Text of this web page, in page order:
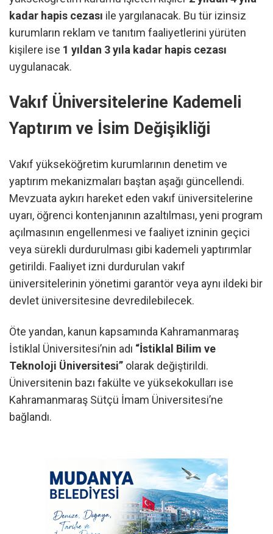
kadar hapis cezası ile yargılanacak. Bu tür izinsiz
kurumların reklam ve tanıtım faaliyetlerini yürüten
kişilere ise 1 yıldan 3 yıla kadar hapis cezası
uygulanacak.
Vakıf Üniversitelerine Kademeli
Yaptırım ve İsim Değişikliği
Vakıf yükseköğretim kurumlarının denetim ve
yaptırım mekanizmaları baştan aşağı güncellendi.
Mevzuata aykırı hareket eden vakıf üniversitelerine
uyarı, öğrenci kontenjanının azaltılması, yeni program
açılmasının engellenmesi ve faaliyet izninin geçici
veya sürekli durdurulması gibi kademeli yaptırımlar
getirildi. Faaliyet izni durdurulan vakıf
üniversitelerinin yönetimi garantör veya aynı ildeki bir
devlet üniversitesine devredilebilecek.
Öte yandan, kanun kapsamında Kahramanmaraş
İstiklal Üniversitesi’nin adı “İstiklal Bilim ve
Teknoloji Üniversitesi” olarak değiştirildi.
Üniversitenin bazı fakülte ve yüksekokulları ise
Kahramanmaraş Sütçü İmam Üniversitesi’ne
bağlandı.